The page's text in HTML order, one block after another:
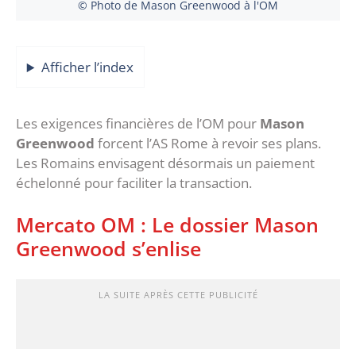
© Photo de Mason Greenwood à l'OM
Afficher l’index
Les exigences financières de l’OM pour Mason
Greenwood forcent l’AS Rome à revoir ses plans.
Les Romains envisagent désormais un paiement
échelonné pour faciliter la transaction.
Mercato OM : Le dossier Mason
Greenwood s’enlise
LA SUITE APRÈS CETTE PUBLICITÉ